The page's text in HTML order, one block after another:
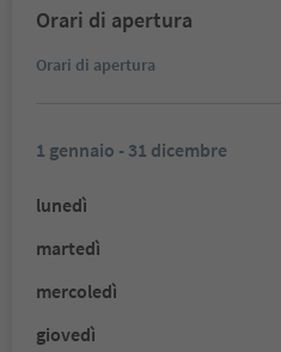
Orari di apertura
Orari di apertura
1 gennaio - 31 dicembre
lunedì
martedì
mercoledì
giovedì